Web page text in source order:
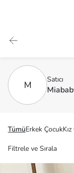
M Satıcı
TümüErkek Çocuk
Filtrele ve Sırala